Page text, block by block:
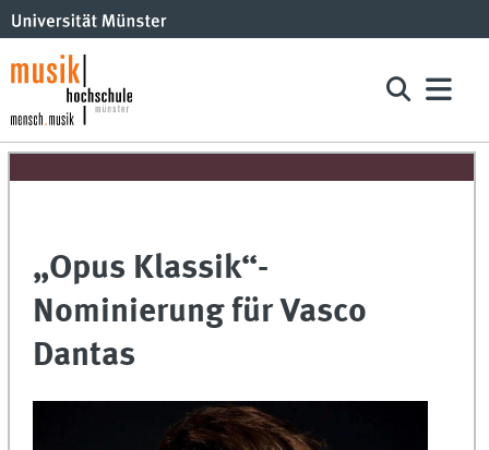
„Opus Klassik“-
Nominierung für Vasco
Dantas